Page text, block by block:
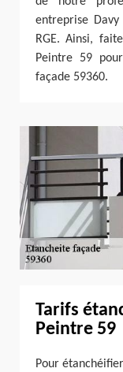
entreprise
RGE. Ainsi,
Peintre 59
façade 59360.
Tarifs
Peintre 59
Pour